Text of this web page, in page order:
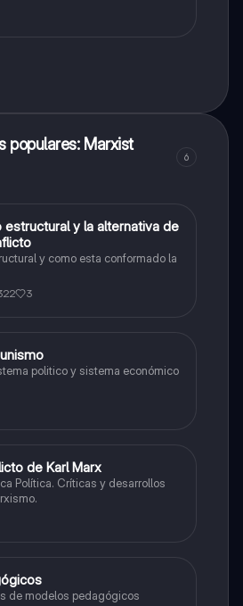
populares: Marxist
6
estructural y la alternativa de
y como esta conformado la
3
politico y sistema económico
de Karl Marx
Política. Críticas y desarrollos
de modelos pedagógicos